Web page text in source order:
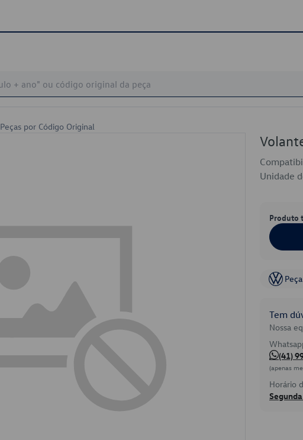
Peças por Código Original
Unidade
Produto
Tem
Nossa
(41)
(apenas
Horário